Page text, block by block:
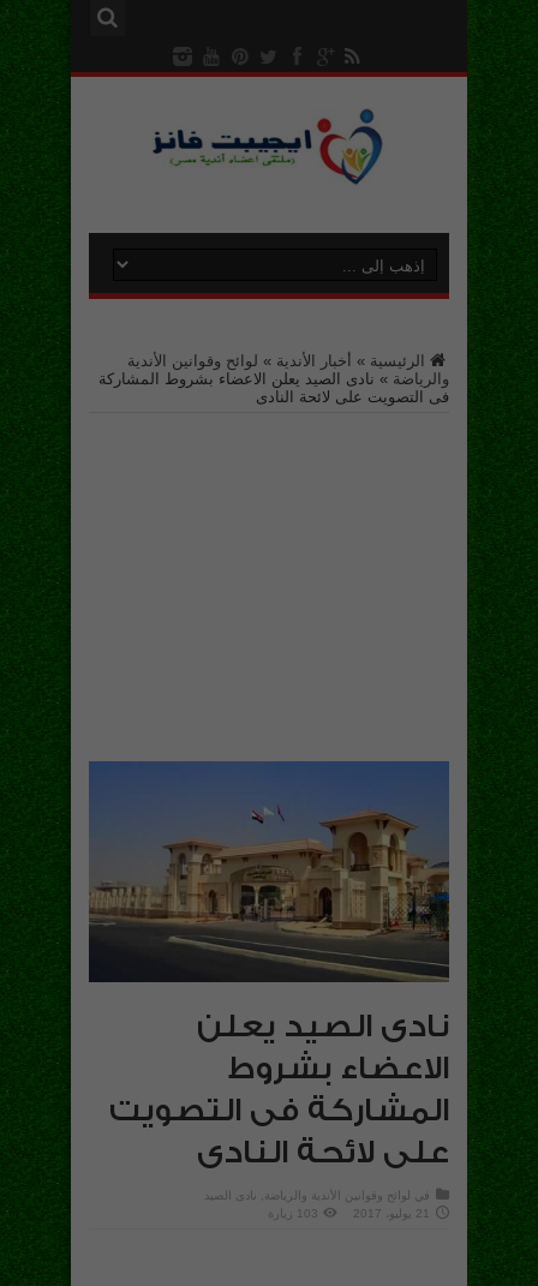
الرئيسية » أخبار الأندية » لوائح وقوانين الأندية
والرياضة » نادى الصيد يعلن الاعضاء بشروط المشاركة
فى التصويت على لائحة النادى
نادى الصيد يعلن
الاعضاء بشروط
المشاركة فى التصويت
على لائحة النادى
في لوائح وقوانين الأندية والرياضة
نادى الصيد
21 يوليو، 2017
103 زيارة